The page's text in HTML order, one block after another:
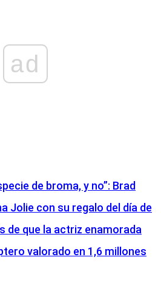
ad
de broma, y ​​no”: Brad
Jolie con su regalo del día de
de que la actriz enamorada
valorado en 1,6 millones